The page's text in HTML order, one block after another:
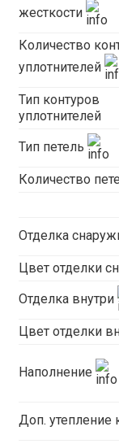
жесткости
Количество
уплотнителей
Тип контуров
уплотнителей
Тип петель
Количество
Отделка
Цвет отделки
Отделка внутри
Цвет отделки
Наполнение
Доп. утепление